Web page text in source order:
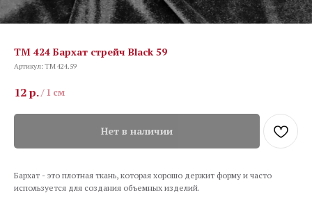
TM 424 Бархат стрейч Black 59
Артикул:TM 424.59
12р./ 1 см
Нет в наличии
Бархат - это плотная ткань, которая хорошо держит форму и часто
используется для создания объемных изделий.